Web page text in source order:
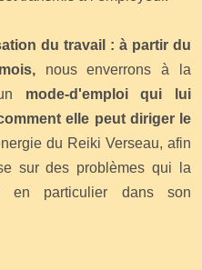
du travail : à partir du
nous enverrons à la
mode-d'emploi qui lui
elle peut diriger le
du Reiki Verseau, afin
sur des problèmes qui la
en particulier dans son